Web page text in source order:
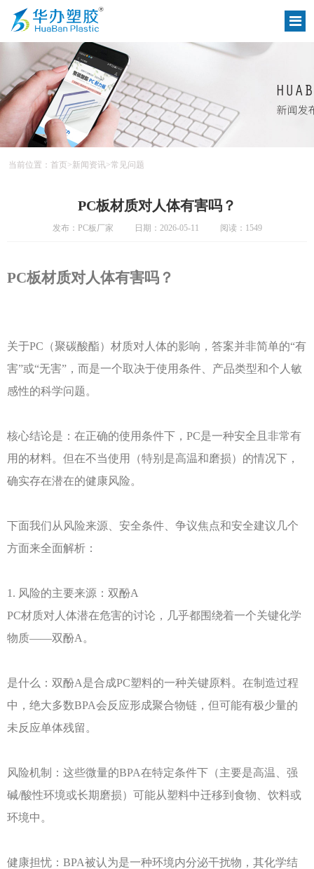
当前位置： 首页>新闻资讯>常见问题
PC板材质对人体有害吗？
发布：PC板厂家 日期：2026-05-11 阅读：1549
PC板材质对人体有害吗？
关于PC（聚碳酸酯）材质对人体的影响，答案并非简单的“有
害”或“无害”，而是一个取决于使用条件、产品类型和个人敏
感性的科学问题。
核心结论是：在正确的使用条件下， PC是一种安全且非常有
用的材料。但在不当使用（特别是高温和磨损）的情况下，
确实存在潜在的健康风险。
下面我们从风险来源、安全条件、争议焦点和安全建议几个
方面来全面解析：
1. 风险的主要来源：双酚A
PC材质对人体潜在危害的讨论，几乎都围绕着一个关键化学
物质——双酚A。
是什么：双酚A是合成PC塑料的一种关键原料。在制造过程
中，绝大多数BPA会反应形成聚合物链，但可能有极少量的
未反应单体残留。
风险机制：这些微量的BPA在特定条件下（主要是高温、强
碱/酸性环境或长期磨损）可能从塑料中迁移到食物、饮料或
环境中。
健康担忧： BPA被认为是一种环境内分泌干扰物，其化学结